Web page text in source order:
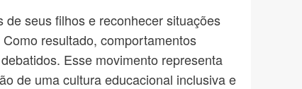
seus filhos e reconhecer situações
resultado, comportamentos
Esse movimento representa
de uma cultura educacional inclusiva e